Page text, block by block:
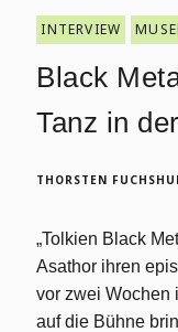
INTERVIEW
Black
Tanz in
THORSTEN
„Tolkien Black
Asathor ihren
vor zwei Wochen
auf die Bühne